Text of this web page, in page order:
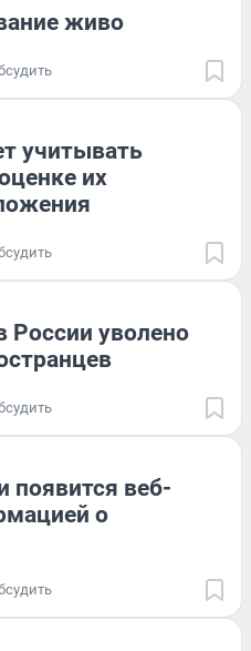
живо
учитывать
их
России уволено
появится веб-
о